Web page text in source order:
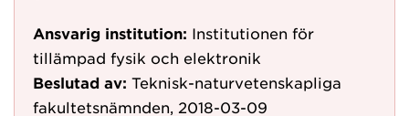
Ansvarig institution: Institutionen för
tillämpad fysik och elektronik
Beslutad av: Teknisk-naturvetenskapliga
fakultetsnämnden, 2018-03-09